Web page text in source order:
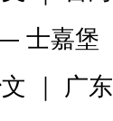
士嘉堡
｜ 广